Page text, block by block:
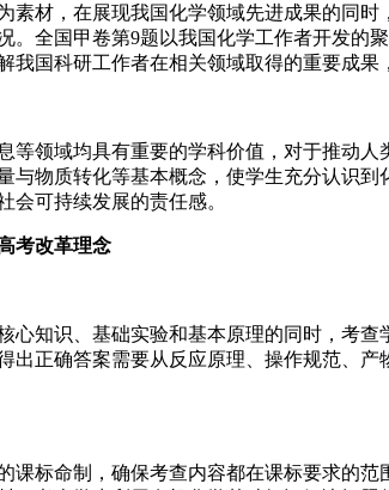
，在展现我国化学领域先进成果的同时
。全国甲卷第9题以我国化学工作者开发
国科研工作者在相关领域取得的重要成果
领域均具有重要的学科价值，对于推动人
与物质转化等基本概念，使学生充分认识
会可持续发展的责任感。
考改革理念
知识、基础实验和基本原理的同时，考查
出正确答案需要从反应原理、操作规范、
命制，确保考查内容都在课标要求的范